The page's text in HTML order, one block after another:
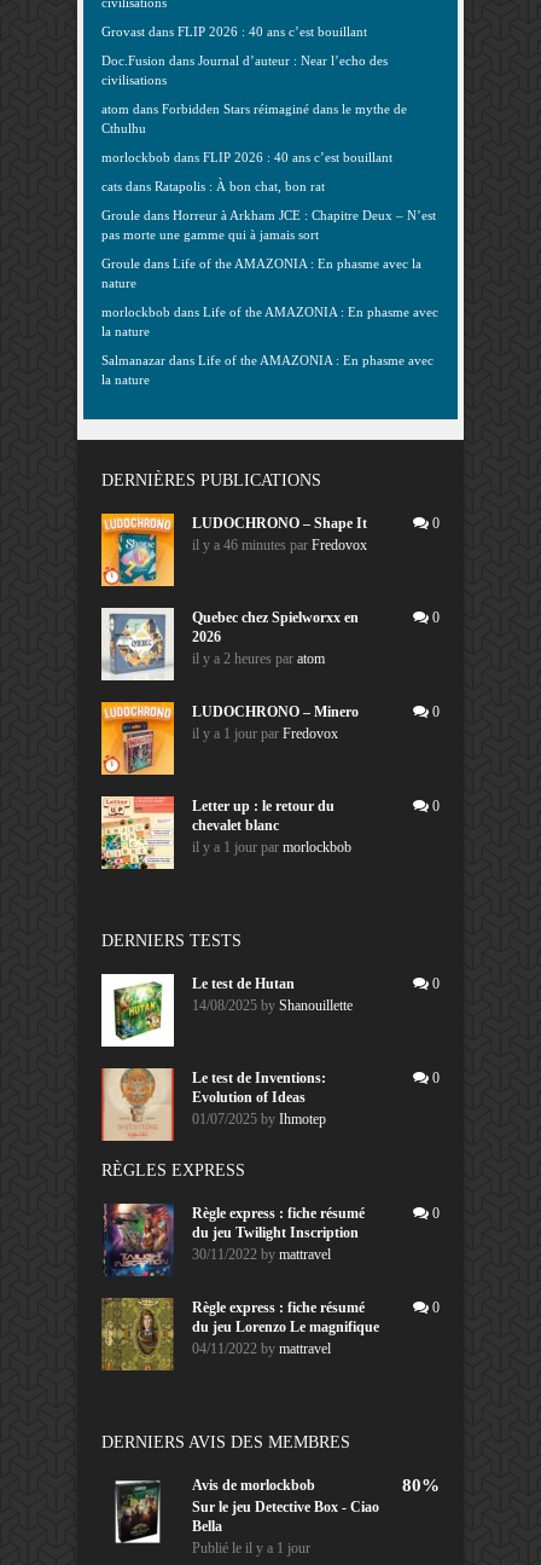
Grovast dans FLIP 2026 : 40 ans c’est bouillant
Doc.Fusion dans Journal d’auteur : Near l’echo des
civilisations
atom dans Forbidden Stars réimaginé dans le mythe de
Cthulhu
morlockbob dans FLIP 2026 : 40 ans c’est bouillant
cats dans Ratapolis : À bon chat, bon rat
Groule dans Horreur à Arkham JCE : Chapitre Deux – N’est
pas morte une gamme qui à jamais sort
Groule dans Life of the AMAZONIA : En phasme avec la
nature
morlockbob dans Life of the AMAZONIA : En phasme avec
la nature
Salmanazar dans Life of the AMAZONIA : En phasme avec
la nature
DERNIÈRES PUBLICATIONS
LUDOCHRONO – Shape It
il y a 46 minutes par Fredovox
0
Quebec chez Spielworxx en
2026
il y a 2 heures par atom
0
LUDOCHRONO – Minero
il y a 1 jour par Fredovox
0
Letter up : le retour du
chevalet blanc
il y a 1 jour par morlockbob
0
DERNIERS TESTS
Le test de Hutan
14/08/2025 by Shanouillette
0
Le test de Inventions:
Evolution of Ideas
01/07/2025 by Ihmotep
0
RÈGLES EXPRESS
Règle express : fiche résumé
du jeu Twilight Inscription
30/11/2022 by mattravel
0
Règle express : fiche résumé
du jeu Lorenzo Le magnifique
04/11/2022 by mattravel
0
DERNIERS AVIS DES MEMBRES
Avis de morlockbob
Sur le jeu Detective Box - Ciao
Bella
Publié le il y a 1 jour
80%